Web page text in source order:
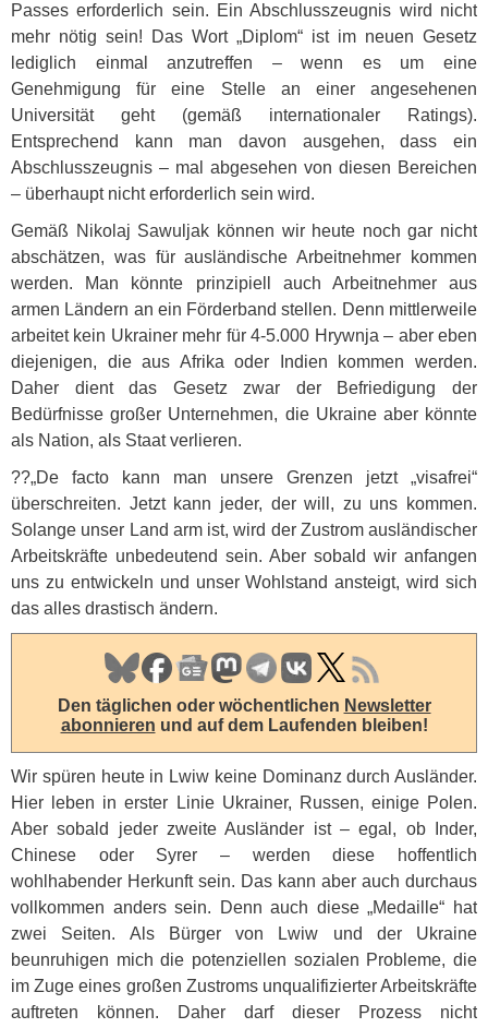
Passes erforderlich sein. Ein Abschlusszeugnis wird nicht
mehr nötig sein! Das Wort „Diplom“ ist im neuen Gesetz
lediglich einmal anzutreffen – wenn es um eine
Genehmigung für eine Stelle an einer angesehenen
Universität geht (gemäß internationaler Ratings).
Entsprechend kann man davon ausgehen, dass ein
Abschlusszeugnis – mal abgesehen von diesen Bereichen
– überhaupt nicht erforderlich sein wird.
Gemäß Nikolaj Sawuljak können wir heute noch gar nicht
abschätzen, was für ausländische Arbeitnehmer kommen
werden. Man könnte prinzipiell auch Arbeitnehmer aus
armen Ländern an ein Förderband stellen. Denn mittlerweile
arbeitet kein Ukrainer mehr für 4-5.000 Hrywnja – aber eben
diejenigen, die aus Afrika oder Indien kommen werden.
Daher dient das Gesetz zwar der Befriedigung der
Bedürfnisse großer Unternehmen, die Ukraine aber könnte
als Nation, als Staat verlieren.
??„De facto kann man unsere Grenzen jetzt „visafrei“
überschreiten. Jetzt kann jeder, der will, zu uns kommen.
Solange unser Land arm ist, wird der Zustrom ausländischer
Arbeitskräfte unbedeutend sein. Aber sobald wir anfangen
uns zu entwickeln und unser Wohlstand ansteigt, wird sich
das alles drastisch ändern.
Den täglichen oder wöchentlichen Newsletter
abonnieren und auf dem Laufenden bleiben!
Wir spüren heute in Lwiw keine Dominanz durch Ausländer.
Hier leben in erster Linie Ukrainer, Russen, einige Polen.
Aber sobald jeder zweite Ausländer ist – egal, ob Inder,
Chinese oder Syrer – werden diese hoffentlich
wohlhabender Herkunft sein. Das kann aber auch durchaus
vollkommen anders sein. Denn auch diese „Medaille“ hat
zwei Seiten. Als Bürger von Lwiw und der Ukraine
beunruhigen mich die potenziellen sozialen Probleme, die
im Zuge eines großen Zustroms unqualifizierter Arbeitskräfte
auftreten können. Daher darf dieser Prozess nicht